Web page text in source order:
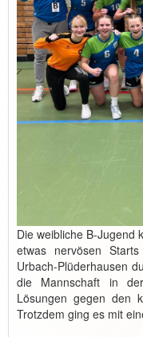
Die weibliche B-Jugend
etwas nervösen
Urbach-Plüderhausen
die Mannschaft in
Lösungen gegen den
Trotzdem ging es mit